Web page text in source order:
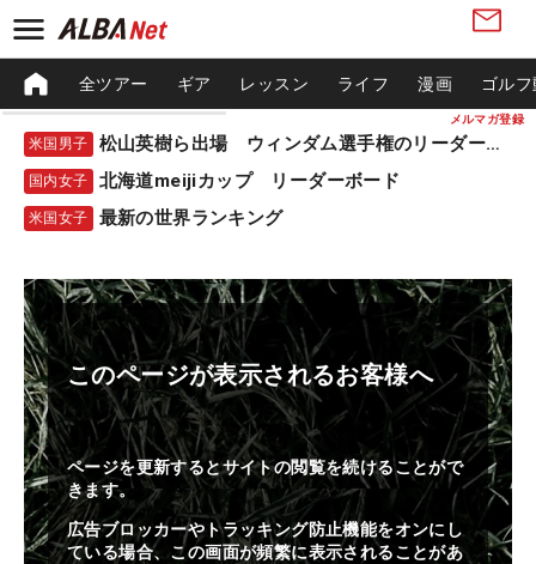
メルマガ登録
全ツアー ギア レッスン ライフ 漫画 ゴル
米国男子 松山英樹ら出場 ウィンダム選手権のリーダーボード
国内女子 北海道meijiカップ リーダーボード
米国女子 最新の世界ランキング
このページが表示されるお客様へ
ページを更新するとサイトの閲覧を続けることがで
きます。
広告ブロッカーやトラッキング防止機能をオンにし
ている場合、この画面が頻繁に表示されることがあ